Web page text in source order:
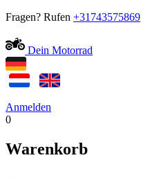
Fragen? Rufen +31743575869
Dein Motorrad
Anmelden
0
Warenkorb